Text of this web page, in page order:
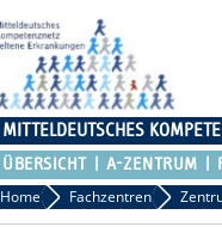
MITTELDEUTSCHES
ÜBERSICHT A-ZENTRUM
Home Fachzentren